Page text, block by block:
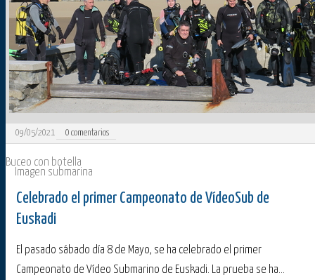
09/05/2021 0 comentarios
Buceo con botella
Imagen submarina
Celebrado el primer Campeonato de VídeoSub de
Euskadi
El pasado sábado día 8 de Mayo, se ha celebrado el primer
Campeonato de Vídeo Submarino de Euskadi. La prueba se ha...